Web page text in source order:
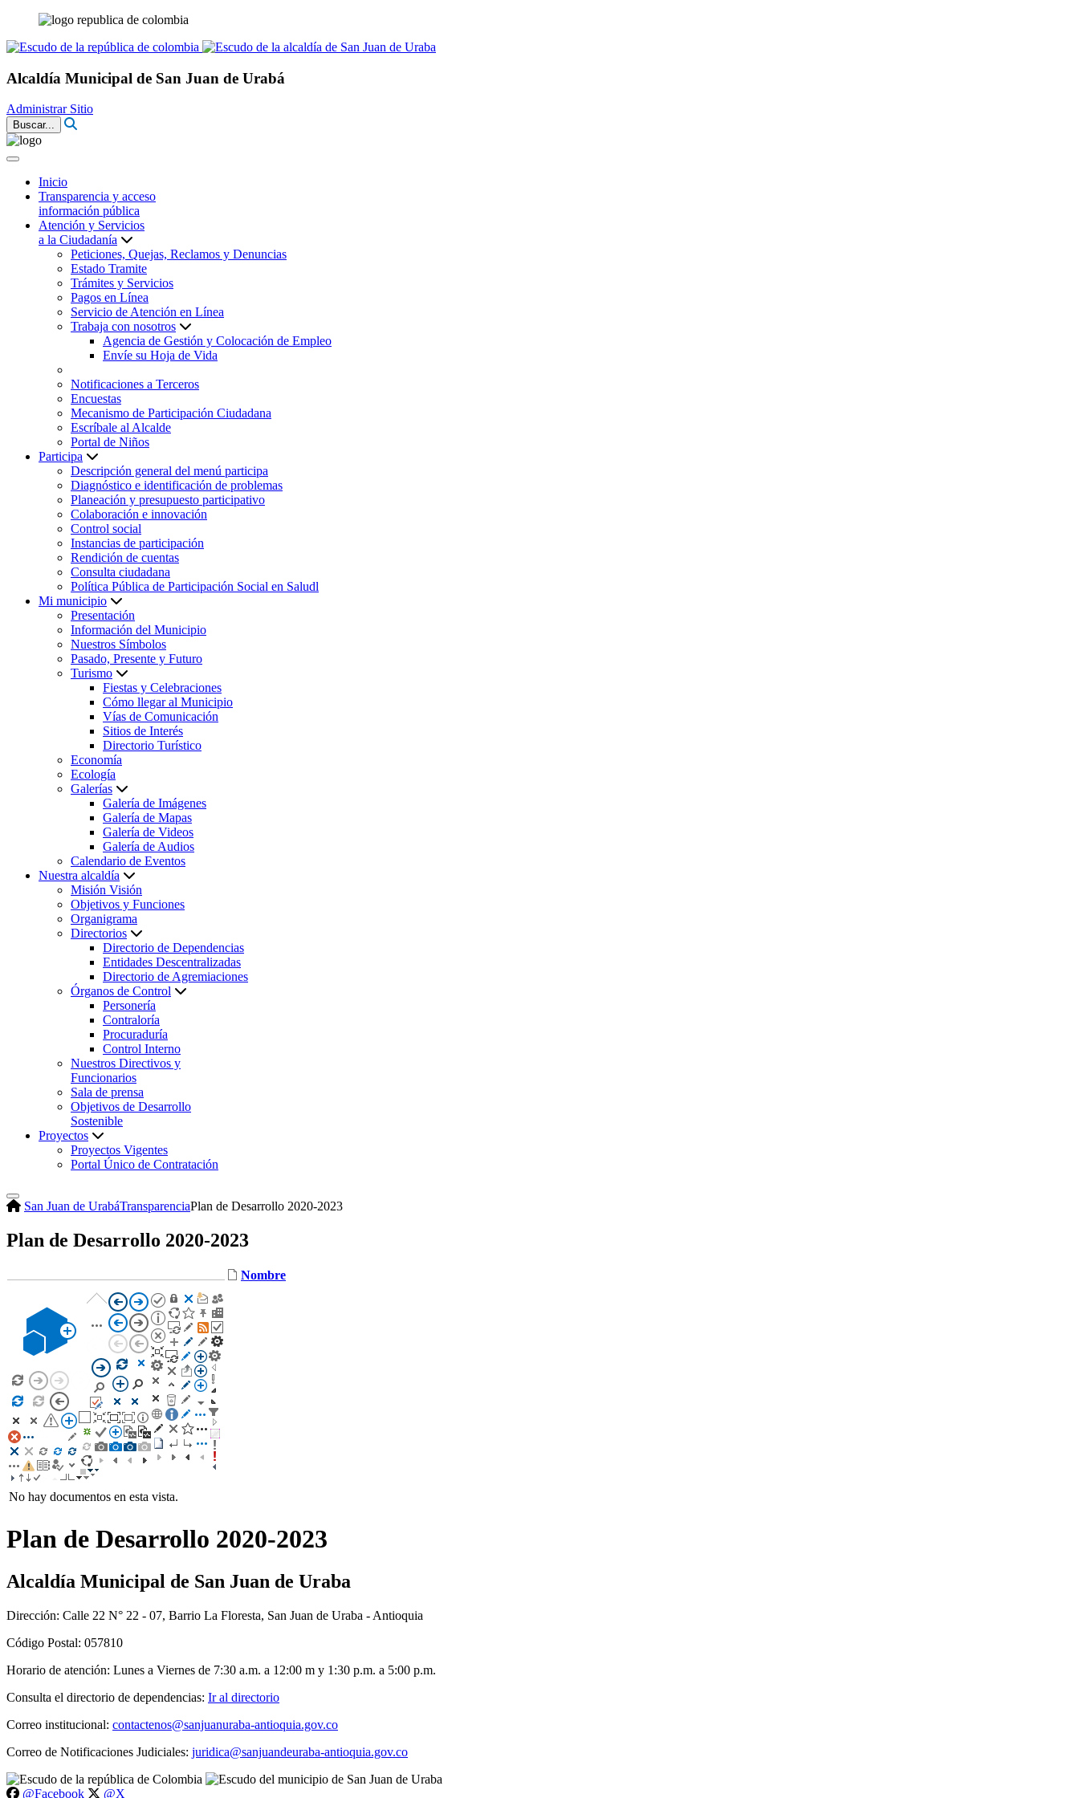
Alcaldía Municipal de San Juan de Urabá
Administrar Sitio
Buscar...
Inicio
Transparencia y acceso
información pública
Atención y Servicios
a la Ciudadanía
Peticiones, Quejas, Reclamos y Denuncias
Estado Tramite
Trámites y Servicios
Pagos en Línea
Servicio de Atención en Línea
Trabaja con nosotros
Agencia de Gestión y Colocación de Empleo
Envíe su Hoja de Vida
Notificaciones a Terceros
Encuestas
Mecanismo de Participación Ciudadana
Escríbale al Alcalde
Portal de Niños
Participa
Descripción general del menú participa
Diagnóstico e identificación de problemas
Planeación y presupuesto participativo
Colaboración e innovación
Control social
Instancias de participación
Rendición de cuentas
Consulta ciudadana
Política Pública de Participación Social en Saludl
Mi municipio
Presentación
Información del Municipio
Nuestros Símbolos
Pasado, Presente y Futuro
Turismo
Fiestas y Celebraciones
Cómo llegar al Municipio
Vías de Comunicación
Sitios de Interés
Directorio Turístico
Economía
Ecología
Galerías
Galería de Imágenes
Galería de Mapas
Galería de Videos
Galería de Audios
Calendario de Eventos
Nuestra alcaldía
Misión Visión
Objetivos y Funciones
Organigrama
Directorios
Directorio de Dependencias
Entidades Descentralizadas
Directorio de Agremiaciones
Órganos de Control
Personería
Contraloría
Procuraduría
Control Interno
Nuestros Directivos y
Funcionarios
Sala de prensa
Objetivos de Desarrollo
Sostenible
Proyectos
Proyectos Vigentes
Portal Único de Contratación
San Juan de UrabáTransparenciaPlan de Desarrollo 2020-2023
Plan de Desarrollo 2020-2023
Nombre
No hay documentos en esta vista.
​Plan de Desarrollo 2020-2023​
Alcaldía Municipal de San Juan de Uraba
Dirección: Calle 22 N° 22 - 07, Barrio La Floresta, San Juan de Uraba - Antioquia
Código Postal: 057810
Horario de atención: Lunes a Viernes de 7:30 a.m. a 12:00 m y 1:30 p.m. a 5:00 p.m.
Consulta el directorio de dependencias: Ir al directorio
Correo institucional: contactenos@sanjuanuraba-antioquia.gov.co
Correo de Notificaciones Judiciales: juridica@sanjuandeuraba-antioquia.gov.co
@Facebook @X